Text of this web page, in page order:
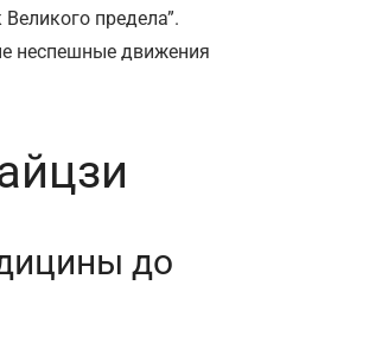
предела”.
неспешные движения
до